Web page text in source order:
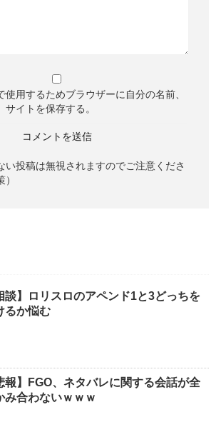
使用するためブラウザーに自分の名前、
サイトを保存する。
い投稿は無視されますのでご注意くださ
談】ロリスロのアペンド1と3どっちを
るか悩む
報】FGO、ネタバレに関する会話が全
み合わないｗｗｗ